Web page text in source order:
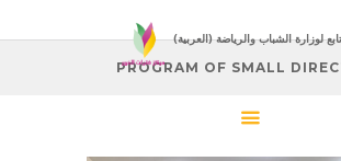
مركز تابع لوزارة الشباب والرياضة
PROGRAM OF SMALL